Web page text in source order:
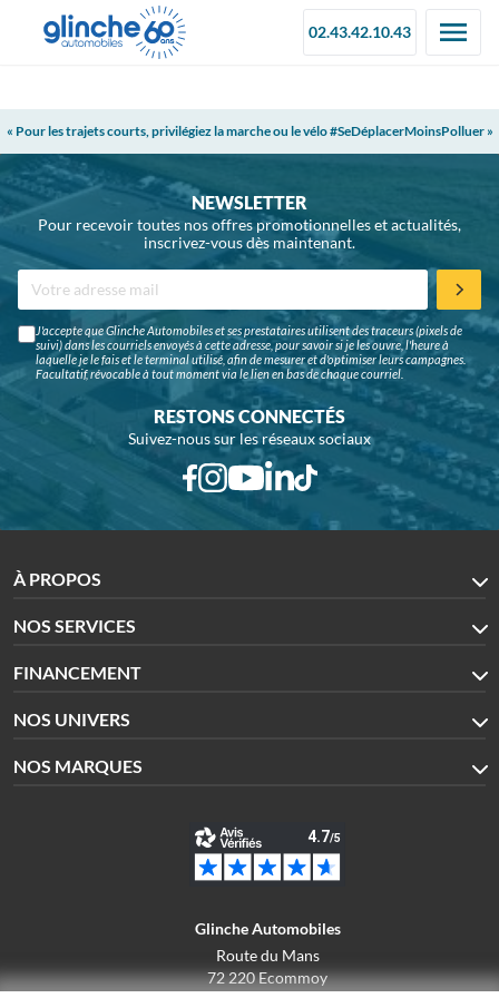
02.43.42.10.43
« Pour les trajets courts, privilégiez la marche ou le vélo #SeDéplacerMoinsPolluer »
NEWSLETTER
Pour recevoir toutes nos offres promotionnelles et actualités,
inscrivez-vous dès maintenant.
J'accepte que Glinche Automobiles et ses prestataires utilisent des traceurs (pixels de
suivi) dans les courriels envoyés à cette adresse, pour savoir si je les ouvre, l'heure à
laquelle je le fais et le terminal utilisé, afin de mesurer et d'optimiser leurs campagnes.
Facultatif, révocable à tout moment via le lien en bas de chaque courriel.
RESTONS CONNECTÉS
Suivez-nous sur les réseaux sociaux
À PROPOS
NOS SERVICES
FINANCEMENT
NOS UNIVERS
NOS MARQUES
Glinche Automobiles
Route du Mans
72 220 Ecommoy